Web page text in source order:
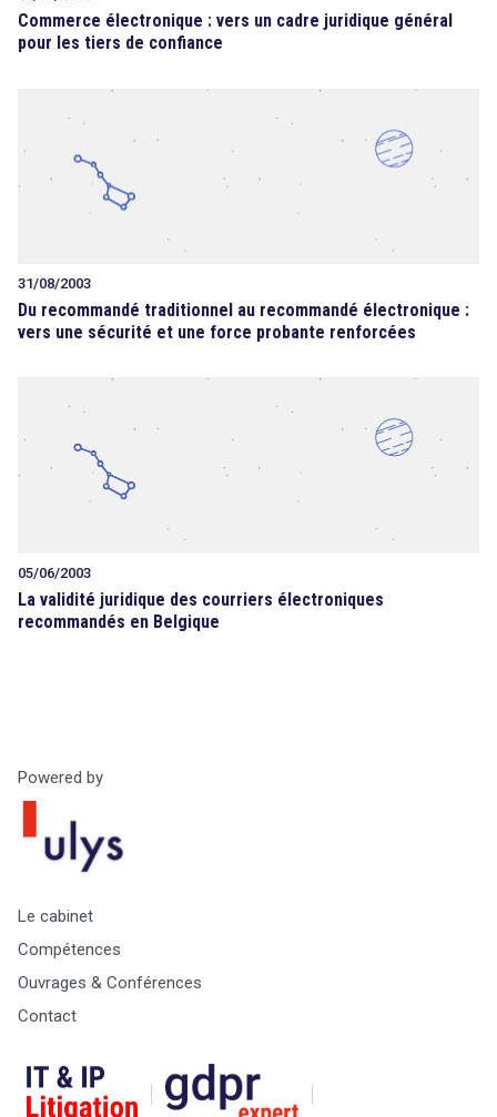
Commerce électronique : vers un cadre juridique général
pour les tiers de confiance
31/08/2003
Du recommandé traditionnel au recommandé électronique :
vers une sécurité et une force probante renforcées
05/06/2003
La validité juridique des courriers électroniques
recommandés en Belgique
Powered by
Le cabinet
Compétences
Ouvrages & Conférences
Contact